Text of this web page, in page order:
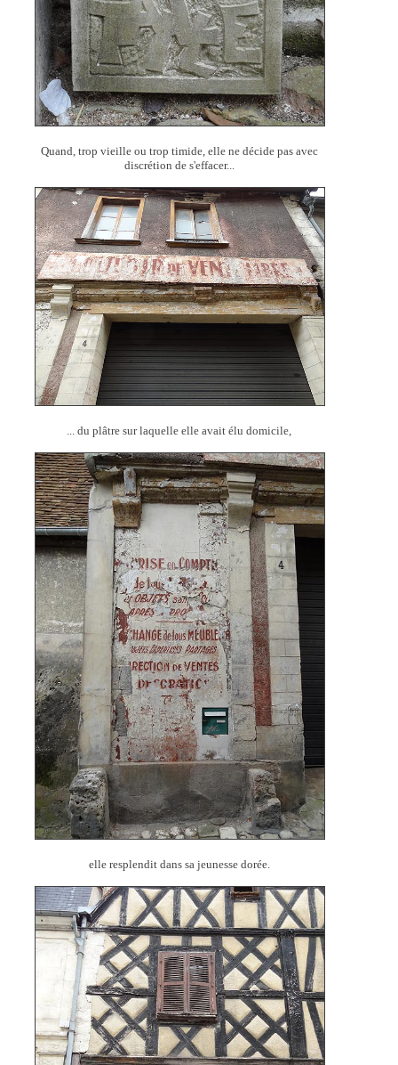
Quand, trop vieille ou trop timide, elle ne décide pas avec
discrétion de s'effacer...
... du plâtre sur laquelle elle avait élu domicile,
elle resplendit dans sa jeunesse dorée.